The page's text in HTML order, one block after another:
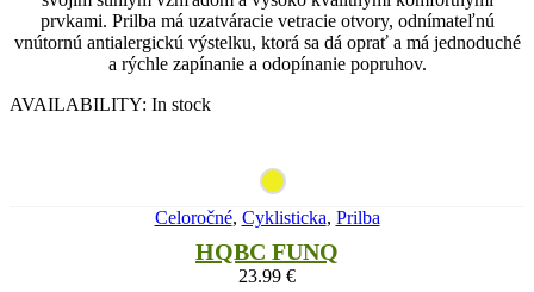
prvkami. Prilba má uzatváracie vetracie otvory, odnímateľnú
vnútornú antialergickú výstelku, ktorá sa dá oprať a má jednoduché
a rýchle zapínanie a odopínanie popruhov.
AVAILABILITY: In stock
Celoročné, Cyklisticka, Prilba
HQBC FUNQ
23.99 €